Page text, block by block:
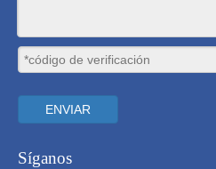
ENVIAR
Síganos